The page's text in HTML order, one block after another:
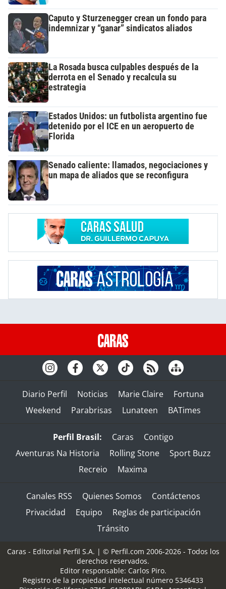
Caputo y Sturzenegger crean un fondo para
indemnizar y “ganar” sindicatos aliados
La Rosada busca culpables después de la
derrota en el Senado y recalcula su
estrategia
Estados Unidos: un futbolista argentino fue
detenido por el ICE en un aeropuerto de
Florida
Senado caliente: llamados, negociaciones y
un mapa de aliados que se reconfigura
Diario Perfil Noticias Marie Claire
Fortuna
Weekend
Parabrisas Lunateen BATimes
Perfil Brasil: Caras
Contigo
Aventuras Na Historia
Rolling Stone
Sport Buzz
Recreio
Maxima
Canales RSS Quienes Somos
Contáctenos
Privacidad
Equipo
Reglas de participación
Tránsito
Caras - Editorial Perfil S.A. | © Perfil.com 2006-2026 - Todos los
derechos reservados.
Editor responsable: Carlos Piro.
Registro de la propiedad intelectual número 5346433